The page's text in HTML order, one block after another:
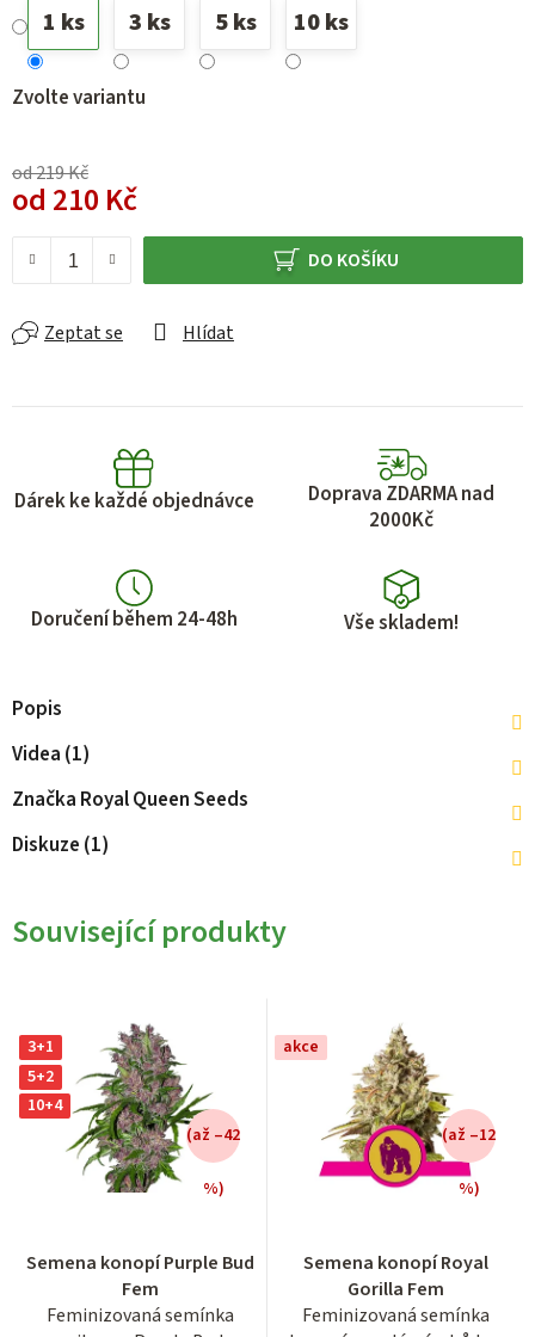
1 ks 3 ks 5 ks 10 ks
Zvolte variantu
od 219 Kč
od 210 Kč
DO KOŠÍKU
Zeptat se Hlídat
Dárek ke každé objednávce
Doprava ZDARMA nad
2000Kč
Doručení během 24-48h Vše skladem!
Popis
Videa (1)
Značka Royal Queen Seeds
Diskuze (1)
Související produkty
3+1
5+2
10+4
Semena konopí Purple Bud
Fem
Feminizovaná semínka
hodnocení
produktu
je
(až –42
%)
akce
Semena konopí Royal
Gorilla Fem
Feminizovaná semínka
hodnocení
produktu
je
(až –12
%)